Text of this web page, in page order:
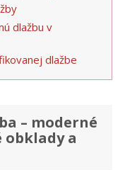
dlažbu v
dlažbe
– moderné
obklady a